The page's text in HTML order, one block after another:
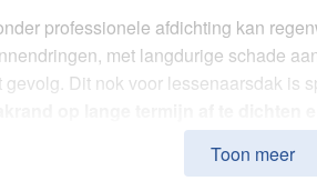
professionele afdichting kan
met langdurige schade
gevolg. Dit nok voor lessenaarsdak is
indruk met zijn eenvoudige
Toon meer